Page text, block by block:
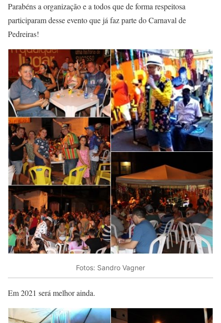
Parabéns a organização e a todos que de forma respeitosa
participaram desse evento que já faz parte do Carnaval de
Pedreiras!
Fotos: Sandro Vagner
Em 2021 será melhor ainda.